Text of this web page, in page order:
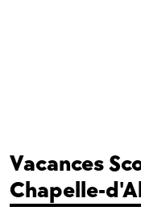
Vacances
Chapelle-